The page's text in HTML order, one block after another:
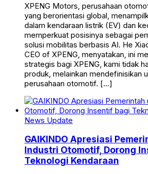
XPENG Motors, perusahaan
yang berorientasi global,
dalam kendaraan listrik (EV) dan
memperkuat posisinya sebagai
solusi mobilitas berbasis AI. He
CEO of XPENG, menyatakan, ini
strategis bagi XPENG, kami tidak
produk, melainkan mendefinisikan
perusahaan otomotif. […]
News Update
GAIKINDO Apresiasi
Industri Otomotif, Dorong
Teknologi Kendaraan